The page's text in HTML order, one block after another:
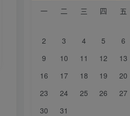
一 二 三 四 五
2
3 4 5 6
9
10 11 12 13
16
17 18 19 20
23
24 25 26 27
30
31